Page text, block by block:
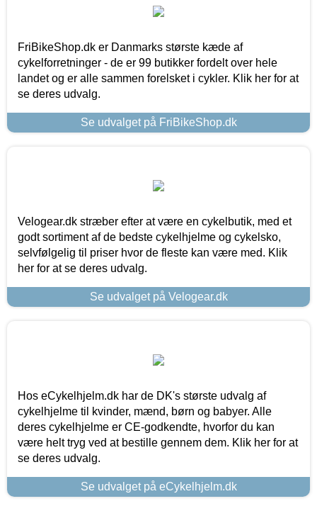
FriBikeShop.dk er Danmarks største kæde af
cykelforretninger - de er 99 butikker fordelt over hele
landet og er alle sammen forelsket i cykler. Klik her for at
se deres udvalg.
Se udvalget på FriBikeShop.dk
Velogear.dk stræber efter at være en cykelbutik, med et
godt sortiment af de bedste cykelhjelme og cykelsko,
selvfølgelig til priser hvor de fleste kan være med. Klik
her for at se deres udvalg.
Se udvalget på Velogear.dk
Hos eCykelhjelm.dk har de DK's største udvalg af
cykelhjelme til kvinder, mænd, børn og babyer. Alle
deres cykelhjelme er CE-godkendte, hvorfor du kan
være helt tryg ved at bestille gennem dem. Klik her for at
se deres udvalg.
Se udvalget på eCykelhjelm.dk